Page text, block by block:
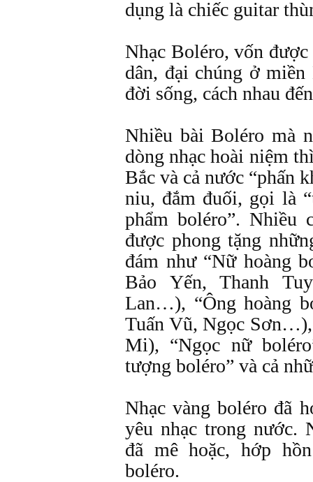
dụng là chiếc guitar
Nhạc Boléro, vốn
dân, đại chúng ở
đời sống, cách nhau
Nhiều bài Boléro mà
dòng nhạc hoài niệm
Bắc và cả nước “phấn
niu, đắm đuối, gọi là
phẩm boléro”. Nhiều
được phong tặng
đám như “Nữ hoàng
Bảo Yến, Thanh
Lan…), “Ông hoàng
Tuấn Vũ, Ngọc Sơn…),
Mi), “Ngọc nữ
tượng boléro” và cả
Nhạc vàng boléro đã
yêu nhạc trong nước.
đã mê hoặc, hớp
boléro.